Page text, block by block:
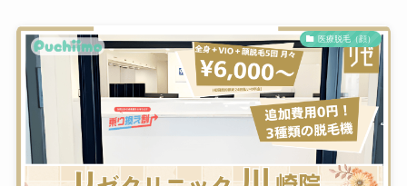
医療脱毛（顔）